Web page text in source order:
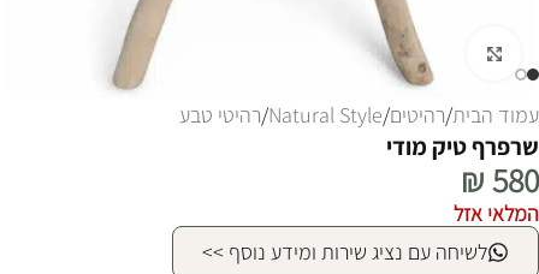
לחצו להגדלה
עמוד הבית/רהיטים/
Natural Style
/רהיטי טבע
שרפרף טיק מודי
₪580
המלאי אזל
לשיחה עם נציג שירות ומידע נוסף >>